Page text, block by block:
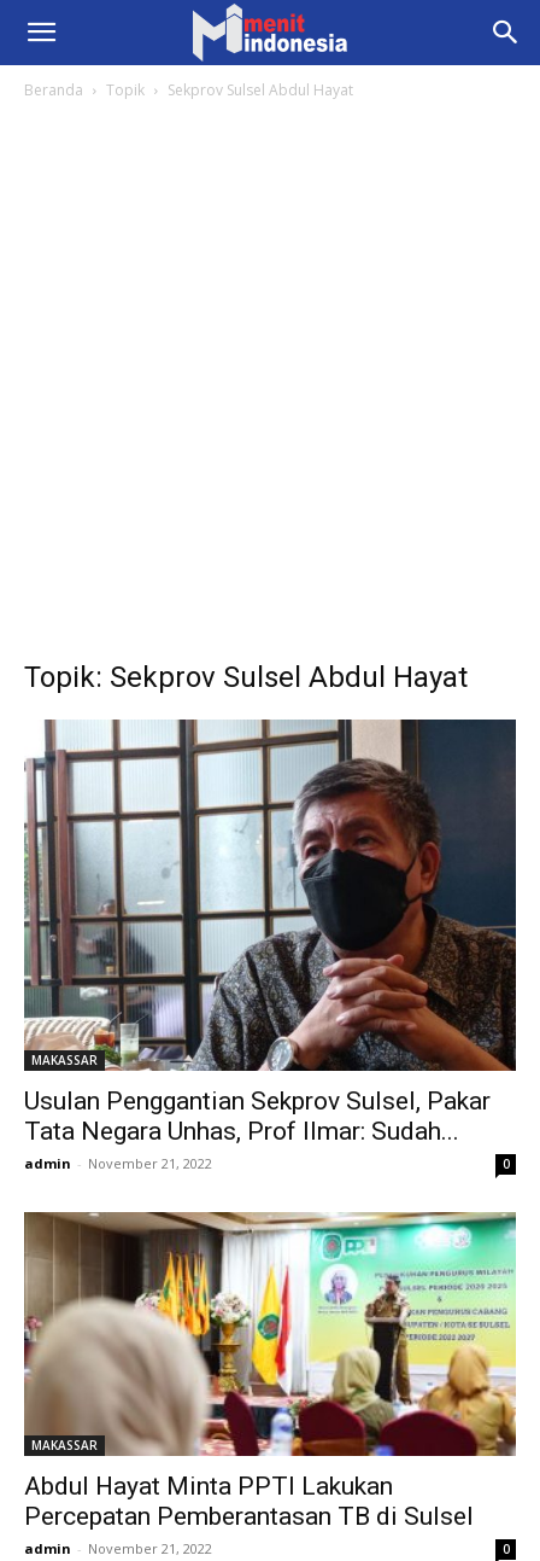
Beranda Topik Sekprov Sulsel Abdul Hayat
Topik: Sekprov Sulsel Abdul Hayat
MAKASSAR
Usulan Penggantian Sekprov Sulsel, Pakar
Tata Negara Unhas, Prof Ilmar: Sudah...
admin - November 21, 2022 0
MAKASSAR
Abdul Hayat Minta PPTI Lakukan
Percepatan Pemberantasan TB di Sulsel
admin - November 21, 2022 0